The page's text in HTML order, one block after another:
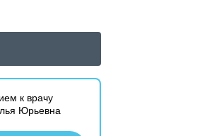
к врачу
Юрьевна